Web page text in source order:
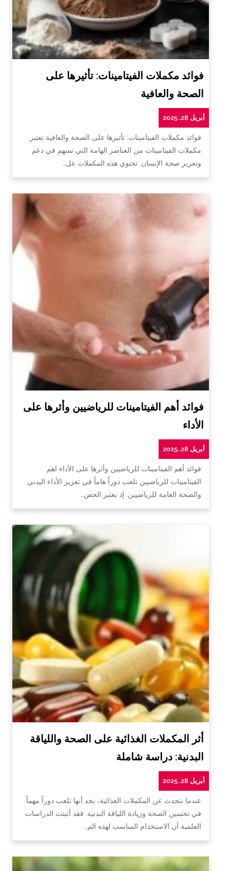
فوائد مكملات الفيتامينات: تأثيرها على
الصحة والعافية
أبريل 28, 2025
فوائد مكملات الفيتامينات: تأثيرها على الصحة والعافية تعتبر
مكملات الفيتامينات من العناصر الهامة التي تسهم في دعم
وتعزيز صحة الإنسان. تحتوي هذه المكملات عل…
فوائد أهم الفيتامينات للرياضيين وأثرها على
الأداء
أبريل 28, 2025
فوائد أهم الفيتامينات للرياضيين وأثرها على الأداء اهم
الفيتامينات للرياضيين تلعب دوراً هاماً في تعزيز الأداء البدني
والصحة العامة للرياضيين. إذ يعتبر الحص…
أثر المكملات الغذائية على الصحة واللياقة
البدنية: دراسة شاملة
أبريل 28, 2025
عندما نتحدث عن المكملات الغذائية، نجد أنها تلعب دوراً مهماً
في تحسين الصحة وزيادة اللياقة البدنية. فقد أثبتت الدراسات
العلمية أن الاستخدام المناسب لهذه الم…